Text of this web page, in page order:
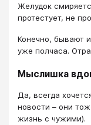
Желудок
протестует, не
Конечно, бывают
уже полчаса.
Мыслишка
Да, всегда
новости – они
жизнь с чужими).